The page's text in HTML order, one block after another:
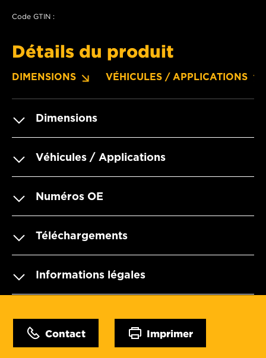
Code GTIN :
Détails du produit
DIMENSIONS VÉHICULES / APPLICATIONS
Dimensions
Véhicules / Applications
Numéros OE
Téléchargements
Informations légales
Contact Imprimer